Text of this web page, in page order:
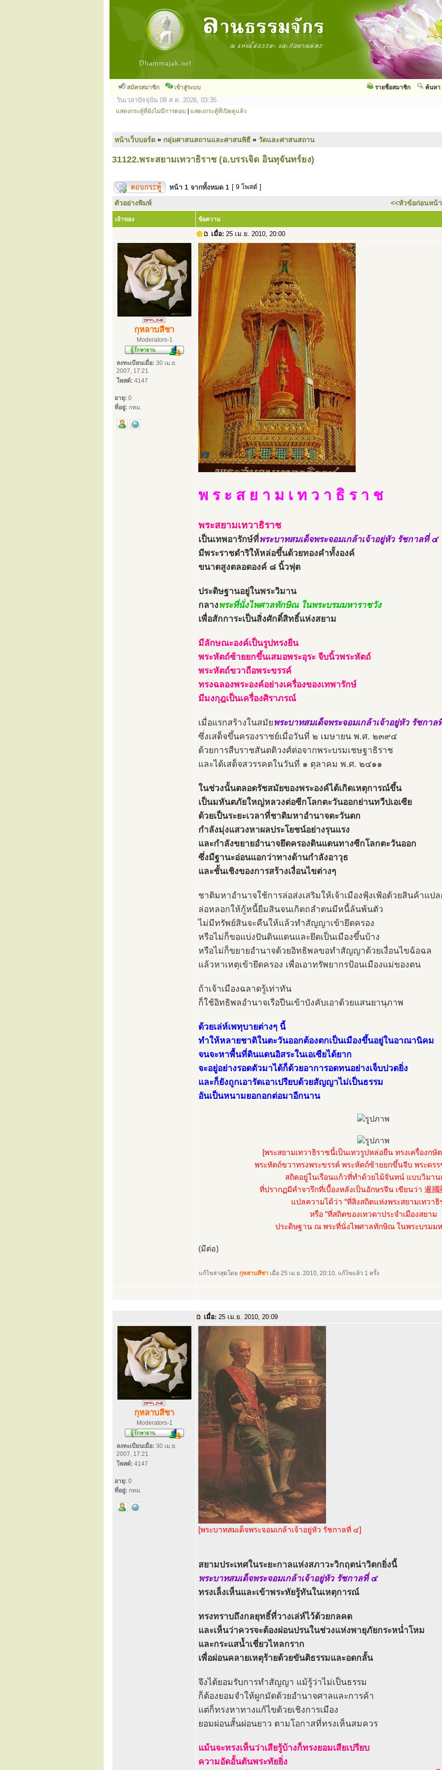
สมัครสมาชิก เข้าสู่ระบบ ค้นหา
รายชื่อสมาชิก
วันเวลาปัจจุบัน 08 ส.ค. 2026, 03:35
แสดงกระทู้ที่ยังไม่มีการตอบ แสดงกระทู้ที่เปิดดูแล้ว
หน้าเว็บบอร์ด » กลุ่มศาสนสถานและศาสนพิธี » วัดและศาสนสถาน
31122.พระสยามเทวาธิราช (อ.บรรเจิด อินทุจันทร์ยง)
หน้า 1 จากทั้งหมด 1 [ 9 โพสต์ ]
ตัวอย่างพิมพ์ <<หัวข้อก่อนหน้า
เจ้าของ ข้อความ
เมื่อ: 25 เม.ย. 2010, 20:00
กุหลาบสีชา
Moderators-1
ลงทะเบียนเมื่อ: 30 เม.ย.
2007, 17:21
โพสต์: 4147
อายุ: 0
ที่อยู่: กทม.
พ ร ะ ส ย า ม เ ท ว า ธิ ร า ช
พระสยามเทวาธิราช
เป็นเทพอารักษ์ที่พระบาทสมเด็จพระจอมเกล้าเจ้าอยู่หัว รัชกาลที่ ๔
มีพระราชดำริให้หล่อขึ้นด้วยทองคำทั้งองค์
ขนาดสูงตลอดองค์ ๘ นิ้วฟุต
ประดิษฐานอยู่ในพระวิมาน
กลางพระที่นั่งไพศาลทักษิณ ในพระบรมมหาราชวัง
เพื่อสักการะเป็นสิ่งศักดิ์สิทธิ์แห่งสยาม
มีลักษณะองค์เป็นรูปทรงยืน
พระหัตถ์ซ้ายยกขึ้นเสมอพระอุระ จีบนิ้วพระหัตถ์
พระหัตถ์ขวาถือพระขรรค์
ทรงฉลองพระองค์อย่างเครื่องของเทพารักษ์
มีมงกุฎเป็นเครื่องศิราภรณ์
เมื่อแรกสร้างในสมัยพระบาทสมเด็จพระจอมเกล้าเจ้าอยู่หัว รัชกาล
ซึ่งเสด็จขึ้นครองราชย์เมื่อวันที่ ๒ เมษายน พ.ศ. ๒๓๙๔
ด้วยการสืบราชสันตติวงศ์ต่อจากพระบรมเชษฐาธิราช
และได้เสด็จสวรรคตในวันที่ ๑ ตุลาคม พ.ศ. ๒๔๑๑
ในช่วงนั้นตลอดรัชสมัยของพระองค์ได้เกิดเหตุการณ์ขึ้น
เป็นมหันตภัยใหญ่หลวงต่อซีกโลกตะวันออกย่านทวีปเอเซีย
ด้วยเป็นระยะเวลาที่ชาติมหาอำนาจตะวันตก
กำลังมุ่งแสวงหาผลประโยชน์อย่างรุนแรง
และกำลังขยายอำนาจยึดครองดินแดนทางซีกโลกตะวันออก
ซึ่งมีฐานะอ่อนแอกว่าทางด้านกำลังอาวุธ
และชั้นเชิงของการสร้างเงื่อนไขต่างๆ
ชาติมหาอำนาจใช้การล่อส่งเสริมให้เจ้าเมืองฟุ้งเฟ้อด้วยสินค้าแป
ล่อหลอกให้กู้หนี้ยืมสินจนเกิดถลำตนมีหนี้ล้นพ้นตัว
ไม่มีทรัพย์สินจะคืนให้แล้วทำสัญญาเข้ายึดครอง
หรือไม่ก็ขอแบ่งปันดินแดนและยึดเป็นเมืองขึ้นบ้าง
หรือไม่ก็ขยายอำนาจด้วยอิทธิพลขอทำสัญญาด้วยเงื่อนไขฉ้อฉล
แล้วหาเหตุเข้ายึดครอง เพื่อเอาทรัพยากรป้อนเมืองแม่ของตน
ถ้าเจ้าเมืองฉลาดรู้เท่าทัน
ก็ใช้อิทธิพลอำนาจเรือปืนเข้าบังคับเอาด้วยแสนยานุภาพ
ด้วยเล่ห์เพทุบายต่างๆ นี้
ทำให้หลายชาติในตะวันออกต้องตกเป็นเมืองขึ้นอยู่ในอาณานิคม
จนจะหาพื้นที่ดินแดนอิสระในเอเซียได้ยาก
จะอยู่อย่างรอดตัวมาได้ก็ด้วยอาการอดทนอย่างเจ็บปวดยิ่ง
และก็ยังถูกเอารัดเอาเปรียบด้วยสัญญาไม่เป็นธรรม
อันเป็นหนามยอกอกต่อมาอีกนาน
[พระสยามเทวาธิราชนี้เป็นเทวรูปหล่อยืน ทรงเครื่องกษั
พระหัตถ์ขวาทรงพระขรรค์ พระหัตถ์ซ้ายยกขึ้นจีบ พระดรร
สถิตอยู่ในเรือนแก้วที่ทำด้วยไม้จันทน์ แบบวิมาน
ที่ปรากฏมีคำจารึกที่เบื้องหลังเป็นอักษรจีน เขียนว่า 暹國
แปลความได้ว่า “ที่สิงสถิตแห่งพระสยามเทวาธิ
หรือ “ที่สถิตของเทวดาประจำเมืองสยาม
ประดิษฐาน ณ พระที่นั่งไพศาลทักษิณ ในพระบรมม
(มีต่อ)
แก้ไขล่าสุดโดย กุหลาบสีชา เมื่อ 25 เม.ย. 2010, 20:10, แก้ไขแล้ว 1 ครั้ง
เมื่อ: 25 เม.ย. 2010, 20:09
กุหลาบสีชา
Moderators-1
ลงทะเบียนเมื่อ: 30 เม.ย.
2007, 17:21
โพสต์: 4147
อายุ: 0
ที่อยู่: กทม.
[พระบาทสมเด็จพระจอมเกล้าเจ้าอยู่หัว รัชกาลที่ ๔]
สยามประเทศในระยะกาลแห่งสภาวะวิกฤตน่าวิตกยิ่งนี้
พระบาทสมเด็จพระจอมเกล้าเจ้าอยู่หัว รัชกาลที่ ๔
ทรงเล็งเห็นและเข้าพระทัยรู้ทันในเหตุการณ์
ทรงทราบถึงกลยุทธิ์ที่วางเล่ห์ไว้ด้วยกลคด
และเห็นว่าควรจะต้องผ่อนปรนในช่วงแห่งพายุภัยกระหน่ำโหม
และกระแสน้ำเชี่ยวไหลกราก
เพื่อผ่อนคลายเหตุร้ายด้วยขันติธรรมและอดกลั้น
จึงได้ยอมรับการทำสัญญา แม้รู้ว่าไม่เป็นธรรม
ก็ต้องยอมจำให้ผูกมัดด้วยอำนาจศาลและการค้า
แต่ก็ทรงหาทางแก้ไขด้วยเชิงการเมือง
ยอมผ่อนสั้นผ่อนยาว ตามโอกาสที่ทรงเห็นสมควร
แม้นจะทรงเห็นว่าเสียรู้บ้างก็ทรงยอมเสียเปรียบ
ความอัดอั้นตันพระทัยยิ่ง